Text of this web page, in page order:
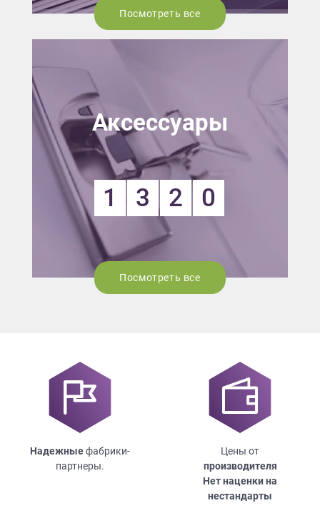
Посмотреть все
Аксессуары
1 3 2 0
Посмотреть все
Надежныефабрики-
партнеры.
Цены от
производителя
Нет наценки на
нестандарты